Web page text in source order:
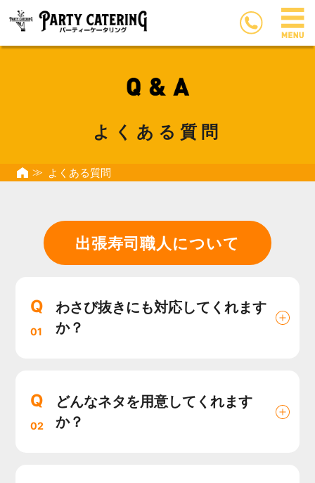
よくある質問
よくある質問
出張寿司職人について
Q
01
わさび抜きにも対応してくれます
か？
Q
02
どんなネタを用意してくれます
か？